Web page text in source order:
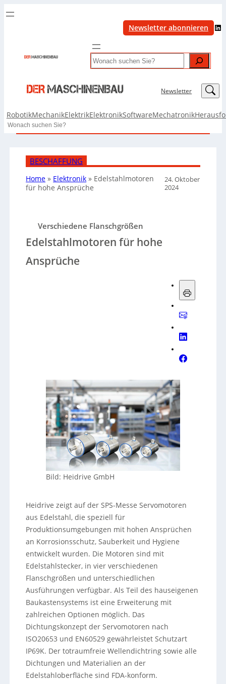
Newsletter abonnieren LinkedIn
Search
Newsletter LinkedIn
RobotikMechanikElektrikElektronikSoftwareMechatronik
Search
BESCHAFFUNG
Home » Elektronik » Edelstahlmotoren
für hohe Ansprüche
24. Oktober
2024
Verschiedene Flanschgrößen
Edelstahlmotoren für hohe
Ansprüche
Bild: Heidrive GmbH
Heidrive zeigt auf der SPS-Messe Servomotoren
aus Edelstahl, die speziell für
Produktionsumgebungen mit hohen Ansprüchen
an Korrosionsschutz, Sauberkeit und Hygiene
entwickelt wurden. Die Motoren sind mit
Edelstahlstecker, in vier verschiedenen
Flanschgrößen und unterschiedlichen
Ausführungen verfügbar. Als Teil des hauseigenen
Baukastensystems ist eine Erweiterung mit
zahlreichen Optionen möglich. Das
Dichtungskonzept der Servomotoren nach
ISO20653 und EN60529 gewährleistet Schutzart
IP69K. Der totraumfreie Wellendichtring sowie alle
Dichtungen und Materialien an der
Edelstahloberfläche sind FDA-konform.